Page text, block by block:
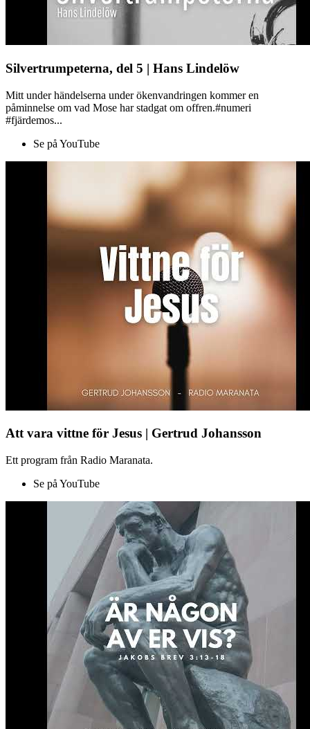
Silvertrumpeterna, del 5 | Hans Lindelöw
Mitt under händelserna under ökenvandringen kommer en
påminnelse om vad Mose har stadgat om offren.#numeri
#fjärdemos...
Se på YouTube
Att vara vittne för Jesus | Gertrud Johansson
Ett program från Radio Maranata.
Se på YouTube